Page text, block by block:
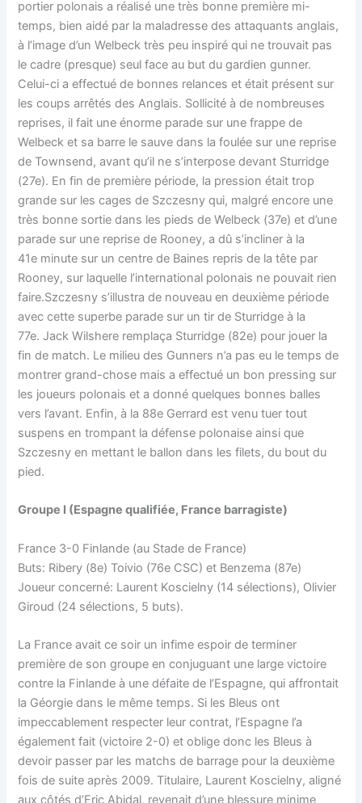
portier polonais a réalisé une très bonne première mi-
temps, bien aidé par la maladresse des attaquants anglais,
à l’image d’un Welbeck très peu inspiré qui ne trouvait pas
le cadre (presque) seul face au but du gardien gunner.
Celui-ci a effectué de bonnes relances et était présent sur
les coups arrêtés des Anglais. Sollicité à de nombreuses
reprises, il fait une énorme parade sur une frappe de
Welbeck et sa barre le sauve dans la foulée sur une reprise
de Townsend, avant qu’il ne s’interpose devant Sturridge
(27e). En fin de première période, la pression était trop
grande sur les cages de Szczesny qui, malgré encore une
très bonne sortie dans les pieds de Welbeck (37e) et d’une
parade sur une reprise de Rooney, a dû s’incliner à la
41e minute sur un centre de Baines repris de la tête par
Rooney, sur laquelle l’international polonais ne pouvait rien
faire.Szczesny s’illustra de nouveau en deuxième période
avec cette superbe parade sur un tir de Sturridge à la
77e. Jack Wilshere remplaça Sturridge (82e) pour jouer la
fin de match. Le milieu des Gunners n’a pas eu le temps de
montrer grand-chose mais a effectué un bon pressing sur
les joueurs polonais et a donné quelques bonnes balles
vers l’avant. Enfin, à la 88e Gerrard est venu tuer tout
suspens en trompant la défense polonaise ainsi que
Szczesny en mettant le ballon dans les filets, du bout du
pied.
Groupe I (Espagne qualifiée, France barragiste)
France 3-0 Finlande (au Stade de France)
Buts: Ribery (8e) Toivio (76e CSC) et Benzema (87e)
Joueur concerné: Laurent Koscielny (14 sélections), Olivier
Giroud (24 sélections, 5 buts).
La France avait ce soir un infime espoir de terminer
première de son groupe en conjuguant une large victoire
contre la Finlande à une défaite de l’Espagne, qui affrontait
la Géorgie dans le même temps. Si les Bleus ont
impeccablement respecter leur contrat, l’Espagne l’a
également fait (victoire 2-0) et oblige donc les Bleus à
devoir passer par les matchs de barrage pour la deuxième
fois de suite après 2009. Titulaire, Laurent Koscielny, aligné
aux côtés d’Eric Abidal, revenait d’une blessure minime